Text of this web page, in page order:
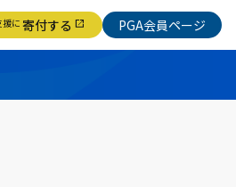
に寄付する open_in_new PGA会員ページ